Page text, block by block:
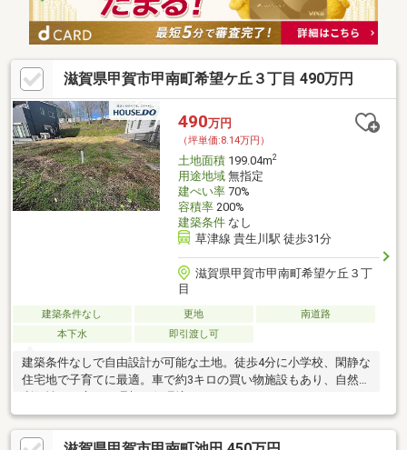
滋賀県甲賀市甲南町希望ケ丘３丁目 490万円
490万円
（坪単価:8.14万円）
土地面積199.04m2
用途地域無指定
建ぺい率70%
容積率200%
建築条件なし
草津線 貴生川駅 徒歩31分
滋賀県甲賀市甲南町希望ケ丘３丁
目
建築条件なし 更地
南道路
本下水
即引渡し可
建築条件なしで自由設計が可能な土地。徒歩4分に小学校、閑静な
住宅地で子育てに最適。車で約3キロの買い物施設もあり、自然と